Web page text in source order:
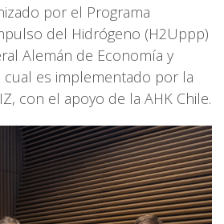
por el Programa
del Hidrógeno (H2Uppp)
Alemán de Economía y
cual es implementado por la
con el apoyo de la AHK Chile.